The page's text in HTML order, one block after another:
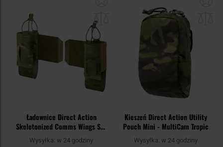
schowka
Ładownice Direct Action
Skeletonized Comms Wings Set
- zestaw 2 szt. - MultiCam Tropic
Wysyłka: w 24 godziny
Kieszeń Direct Action Utility
Pouch Mini - MultiCam Tropic
Wysyłka: w 24 godziny